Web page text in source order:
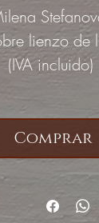
lienzo de
(IVA incluido)
Comprar